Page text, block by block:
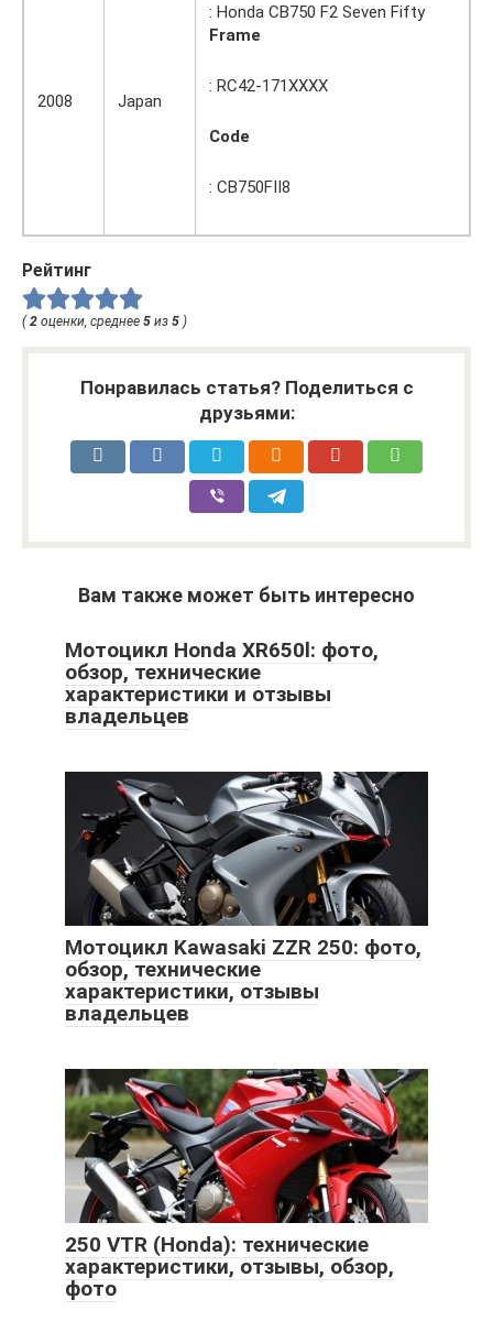
2008 Japan
: Honda CB750 F2 Seven Fifty
Frame
: RC42-171XXXX
Code
: CB750FII8
Рейтинг
( 2 оценки, среднее 5 из 5 )
Понравилась статья? Поделиться с
друзьями:
Вам также может быть интересно
Мотоцикл Honda XR650l: фото,
обзор, технические
характеристики и отзывы
владельцев
Мотоцикл Kawasaki ZZR 250: фото,
обзор, технические
характеристики, отзывы
владельцев
250 VTR (Honda): технические
характеристики, отзывы, обзор,
фото